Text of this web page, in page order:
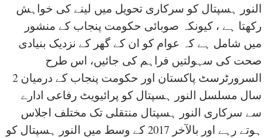
النور ہسپتال کو سرکاری تحویل میں لینے کی خواہش
رکھتا ہے ، کیونکہ صوبائی حکومت پنجاب کے منشور
میں شامل ہے کہ عوام کو ان کے گھر کے نزدیک بنیادی
صحت کی سہولتیں فراہم کی جائیں، اس طرح
السرورٹرسٹ پاکستان اور حکومت پنجاب کے درمیان 2
سال مسلسل النور ہسپتال کو پرائیویٹ رفاعی ادارے
سے سرکاری النور ہسپتال منتقلی تک مختلف اجلاس
ہوتے رہے اور بالآخر 2017 کے وسط میں النور ہسپتال کو